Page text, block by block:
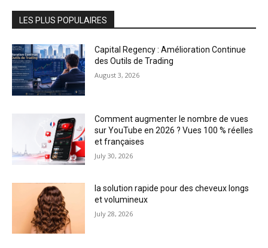
LES PLUS POPULAIRES
Capital Regency : Amélioration Continue
des Outils de Trading
August 3, 2026
Comment augmenter le nombre de vues
sur YouTube en 2026 ? Vues 100 % réelles
et françaises
July 30, 2026
la solution rapide pour des cheveux longs
et volumineux
July 28, 2026